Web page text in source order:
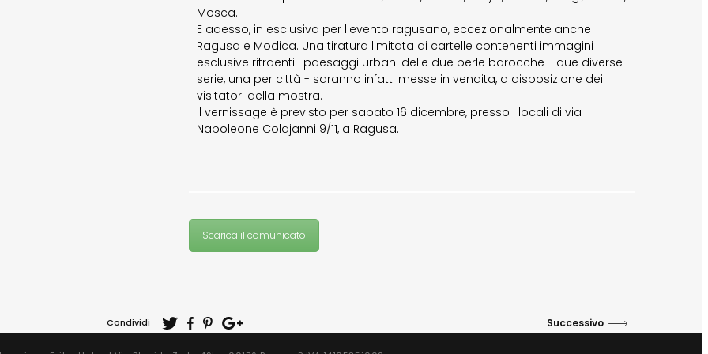
Mosca.
E adesso, in esclusiva per l'evento ragusano, eccezionalmente anche
Ragusa e Modica. Una tiratura limitata di cartelle contenenti immagini
esclusive ritraenti i paesaggi urbani delle due perle barocche - due diverse
serie, una per città - saranno infatti messe in vendita, a disposizione dei
visitatori della mostra.
Il vernissage è previsto per sabato 16 dicembre, presso i locali di via
Napoleone Colajanni 9/11, a Ragusa.
Scarica il comunicato
Successivo
Condividi